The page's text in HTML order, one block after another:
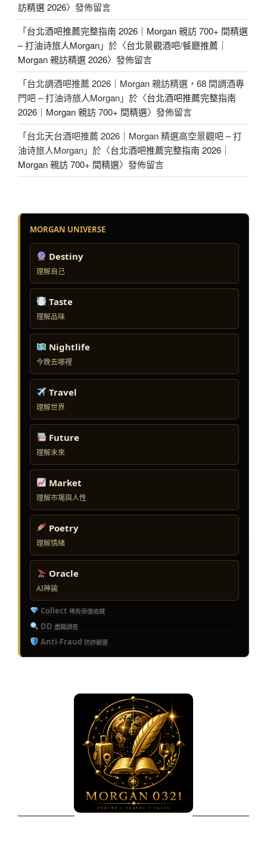
訪精選 2026〉發佈留言
「台北酒吧推薦完整指南 2026｜Morgan 親訪 700+ 間精選
– 打油诗旅人Morgan」於〈台北景觀酒吧/餐廳推薦｜
Morgan 親訪精選 2026〉發佈留言
「台北調酒吧推薦 2026｜Morgan 親訪精選，68 間調酒專
門吧 – 打油诗旅人Morgan」於〈台北酒吧推薦完整指南
2026｜Morgan 親訪 700+ 間精選〉發佈留言
「台北天台酒吧推薦 2026｜Morgan 精選高空景觀吧 – 打
油诗旅人Morgan」於〈台北酒吧推薦完整指南 2026｜
Morgan 親訪 700+ 間精選〉發佈留言
MORGAN UNIVERSE
Destiny
理解自己
Taste
理解品味
Nightlife
今晚去哪裡
Travel
理解世界
Future
理解未來
Market
理解市場與人性
Poetry
理解情緒
Oracle
AI神諭
Collect 稀有保值收藏
DD 盡職調查
Anti-Fraud 防詐避雷